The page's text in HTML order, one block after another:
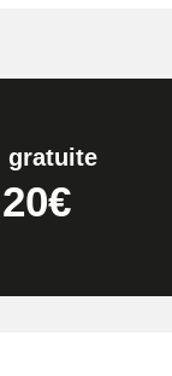
Horlogerie Débutant
gratuite